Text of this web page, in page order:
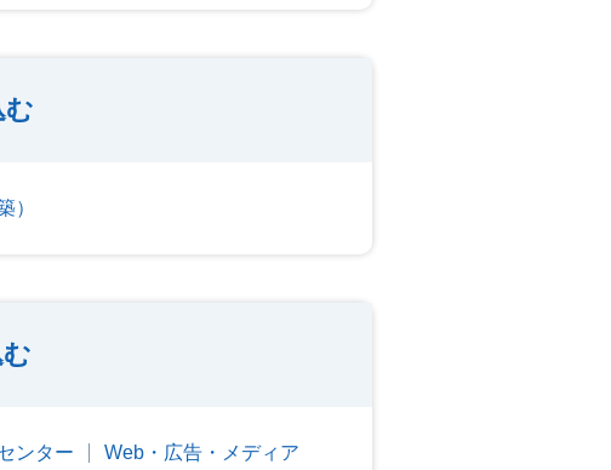
む
）
ンター
Web・広告・メディア